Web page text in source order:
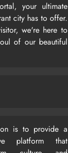
your ultimate
city has to offer.
we're here to
of our beautiful
is to provide a
platform that